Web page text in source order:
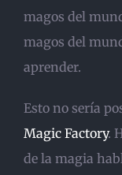
magos del
magos del
aprender.
Esto no sería
Magic Factory.
de la magia